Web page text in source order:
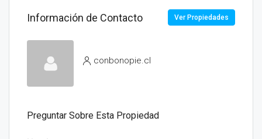
Información de Contacto Ver Propiedades
conbonopie.cl
Preguntar Sobre Esta Propiedad